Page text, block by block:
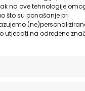
na ove tehnologije
što su ponašanje pri
utjecati na određene